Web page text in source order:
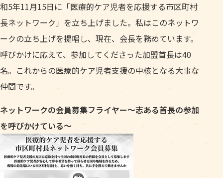
和5年11月15日に「医療的ケア児者を応援する市区町村
長ネットワーク」を立ち上げました。私はこのネットワ
ークの立ち上げを提唱し、現在、会長を務めています。
呼びかけに応えて、参加してくださった加盟首長は40
名。これからの医療的ケア児者支援の中核となる大事な
仲間です。
ネットワークの会員募集フライヤー～志ある首長の参加
を呼びかけている～